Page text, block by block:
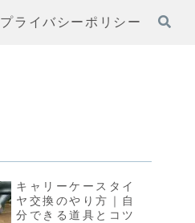
プライバシーポリシー
キャリーケースタイ
ヤ交換のやり方｜自
分できる道具とコツ